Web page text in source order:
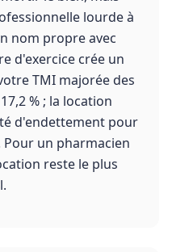
lourde à
nom propre avec
d'exercice crée un
TMI majorée des
% ; la location
d'endettement pour
un pharmacien
reste le plus